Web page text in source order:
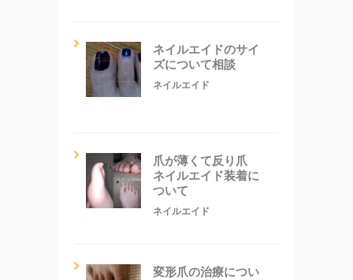
ネイルエイドのサイ
ズについて相談
ネイルエイド
爪が薄くて反り爪
ネイルエイド装着に
ついて
ネイルエイド
変形爪の治療につい